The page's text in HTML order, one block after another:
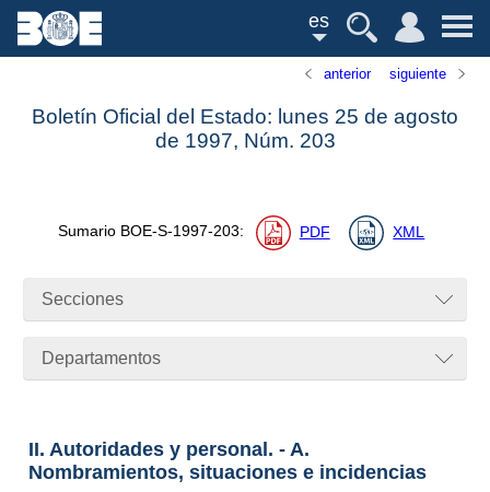
es
anterior siguiente
Boletín Oficial del Estado: lunes 25 de agosto
de 1997, Núm. 203
Sumario BOE-S-1997-203: PDF XML
Secciones
Departamentos
II. Autoridades y personal. - A.
Nombramientos, situaciones e incidencias